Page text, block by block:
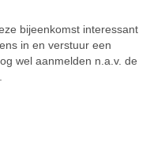
bijeenkomst interessant
in en verstuur een
wel aanmelden n.a.v. de